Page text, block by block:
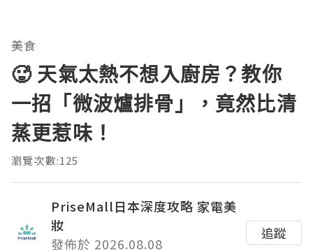
美食
🥵 天氣太熱不想入廚房？教你
一招「微波爐排骨」，竟然比清
蒸更惹味！
瀏覽次數:125
PriseMall日本深度攻略 家電美
妝
發佈於 2026.08.08
追蹤